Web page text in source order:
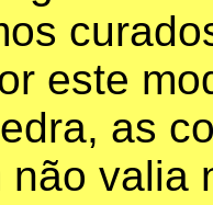
este
as
não valia